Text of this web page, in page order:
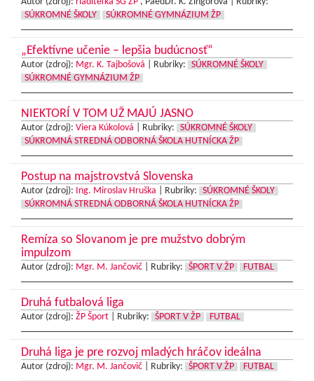
SÚKROMNÉ ŠKOLY
SÚKROMNÉ GYMNÁZIUM ŽP
„Efektívne učenie – lepšia budúcnosť“
Autor (zdroj): Mgr. K. Tajbošová Rubriky:
SÚKROMNÉ ŠKOLY
SÚKROMNÉ GYMNÁZIUM ŽP
NIEKTORÍ V TOM UŽ MAJÚ JASNO
Autor (zdroj): Viera Kúkolová Rubriky:
SÚKROMNÉ ŠKOLY
SÚKROMNÁ STREDNÁ ODBORNÁ ŠKOLA HUTNÍCKA ŽP
Postup na majstrovstvá Slovenska
Autor (zdroj): Ing. Miroslav Hruška Rubriky:
SÚKROMNÉ ŠKOLY
SÚKROMNÁ STREDNÁ ODBORNÁ ŠKOLA HUTNÍCKA ŽP
Remíza so Slovanom je pre mužstvo dobrým
impulzom
Autor (zdroj): Mgr. M. Jančovič Rubriky: ŠPORT V ŽP FUTBAL
Druhá futbalová liga
Autor (zdroj): ŽP Šport Rubriky: ŠPORT V ŽP FUTBAL
Druhá liga je pre rozvoj mladých hráčov ideálna
Autor (zdroj): Mgr. M. Jančovič Rubriky: ŠPORT V ŽP FUTBAL